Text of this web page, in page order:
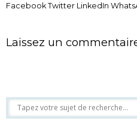
Facebook Twitter LinkedIn
Laissez un